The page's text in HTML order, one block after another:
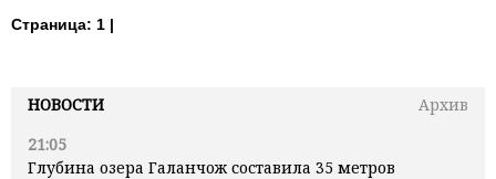
НОВОСТИ
Архив
21:05
Глубина озера Галанчож составила 35 метров
Страница: 1 |